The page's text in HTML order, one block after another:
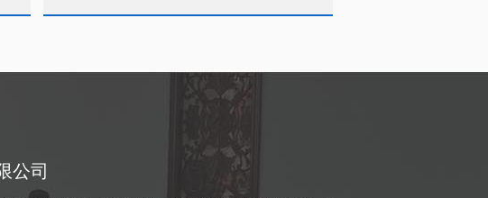
公司